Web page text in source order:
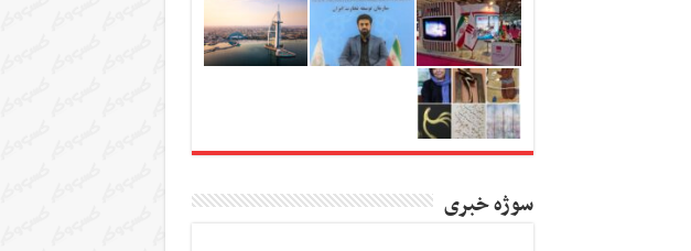
سوژه خبری